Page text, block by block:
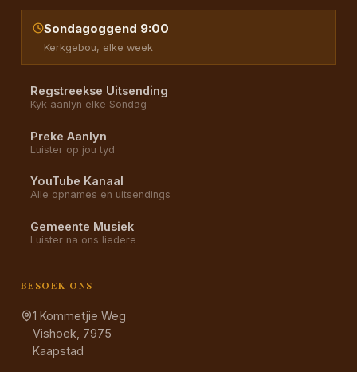
Sondagoggend 9:00
Kerkgebou, elke week
Regstreekse Uitsending
Kyk aanlyn elke Sondag
Preke Aanlyn
Luister op jou tyd
YouTube Kanaal
Alle opnames en uitsendings
Gemeente Musiek
Luister na ons liedere
BESOEK ONS
1 Kommetjie Weg
Vishoek, 7975
Kaapstad